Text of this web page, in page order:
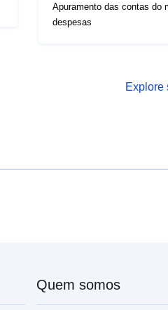
Apuramento das contas
despesas
Explore
Quem somos